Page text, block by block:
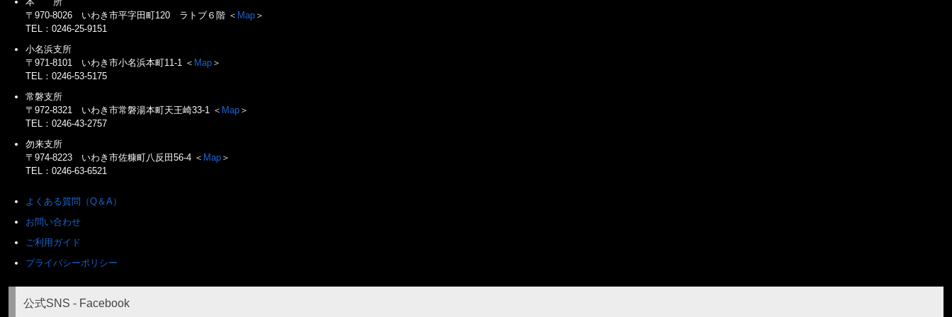
〒970-8026 いわき市平字田町120 ラトブ６階 ＜ Map ＞
TEL：0246-25-9151
小名浜支所
〒971-8101 いわき市小名浜本町11-1 ＜ Map ＞
TEL：0246-53-5175
常磐支所
〒972-8321 いわき市常磐湯本町天王崎33-1 ＜ Map ＞
TEL：0246-43-2757
勿来支所
〒974-8223 いわき市佐糠町八反田56-4 ＜ Map ＞
TEL：0246-63-6521
よくある質問（Q＆A）
お問い合わせ
ご利用ガイド
プライバシーポリシー
公式SNS - Facebook